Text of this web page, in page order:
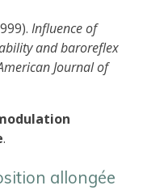
Influence of
and baroreflex
Journal of
.
allongée